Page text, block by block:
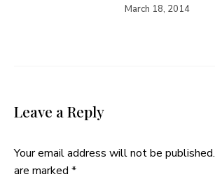
March 18, 2014
Leave a Reply
Your email address will not be published.
are marked *